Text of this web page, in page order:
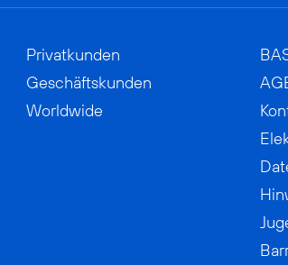
Privatkunden
Geschäftskunden
Worldwide